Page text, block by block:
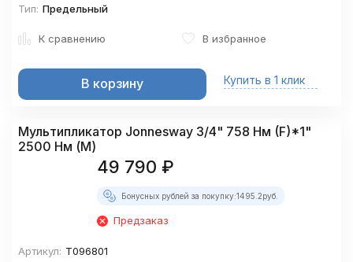
Тип: Предельный
К сравнению В избранное
В корзину Купить в 1 клик
Мультипликатор Jonnesway 3/4" 758 Нм (F)*1"
2500 Нм (М)
49 790 ₽
Бонусных рублей за покупку:1495.2руб.
Предзаказ
Артикул: T096801